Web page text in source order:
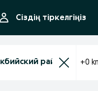
Сіздің тіркелгіңіз
+0